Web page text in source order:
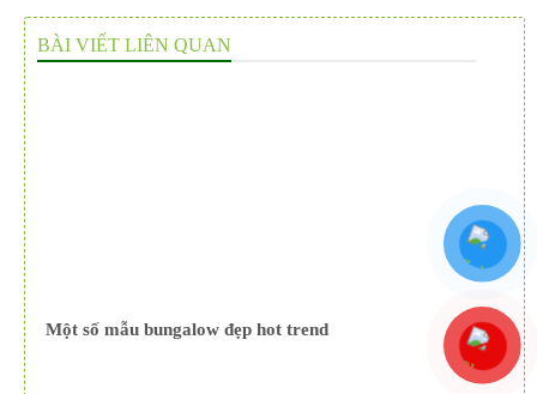
BÀI VIẾT LIÊN QUAN
Một số mẫu bungalow đẹp hot trend